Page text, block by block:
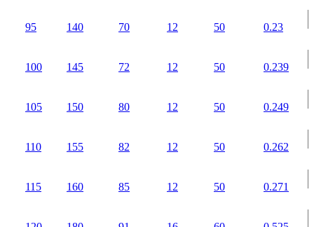
95 140 70 12 50 0.23
100 145 72 12 50 0.239
105 150 80 12 50 0.249
110 155 82 12 50 0.262
115 160 85 12 50 0.271